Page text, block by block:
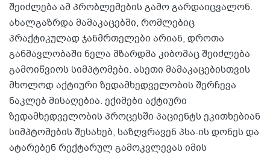
შეიძლება ამ პრობლემების გამო გარდაიცვალონ.
ახალგაზრდა მამაკაცებში, რომლებიც
პრაქტიკულად ჯანმრთელები არიან, დროთა
განმავლობაში ნელა მზარდმა კიბომაც შეიძლება
გამოიწვიოს სიმპტომები. ასეთი მამაკაცებისთვის
მხოლოდ აქტიური ზედამხედველობის შერჩევა
ნაკლებ მისაღებია. ექიმები აქტიური
ზედამხედველობის პროცესში პაციენტს ეკითხებიან
სიმპტომების შესახებ, საზღვრავენ პსა-ის დონეს და
ატარებენ რექტარულ გამოკვლევას იმის